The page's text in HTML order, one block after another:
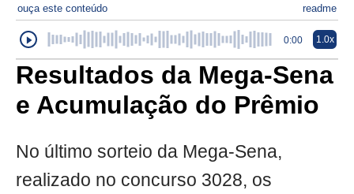
ouça este conteúdo readme
0:00 1.0x
Resultados da Mega-Sena
e Acumulação do Prêmio
No último sorteio da Mega-Sena,
realizado no concurso 3028, os